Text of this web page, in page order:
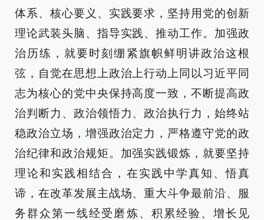
体系、核心要义、实践要求，坚持用党的创新
理论武装头脑、指导实践、推动工作。加强政
治历练，就要时刻绷紧旗帜鲜明讲政治这根
弦，自觉在思想上政治上行动上同以习近平同
志为核心的党中央保持高度一致，不断提高政
治判断力、政治领悟力、政治执行力，始终站
稳政治立场，增强政治定力，严格遵守党的政
治纪律和政治规矩。加强实践锻炼，就要坚持
理论和实践相结合，在实践中学真知、悟真
谛，在改革发展主战场、重大斗争最前沿、服
务群众第一线经受磨炼、积累经验、增长见